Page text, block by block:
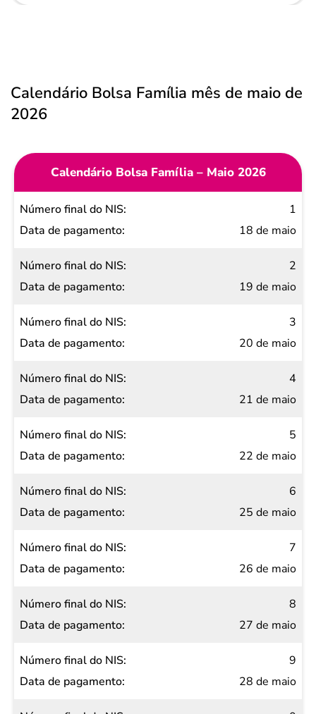
Calendário Bolsa Família mês de maio de
2026
Calendário Bolsa Família – Maio 2026
Número
final do
Data de
pagamento
1
18 de maio
2
19 de maio
3
20 de maio
4
21 de maio
5
22 de maio
6
25 de maio
7
26 de maio
8
27 de maio
9
28 de maio